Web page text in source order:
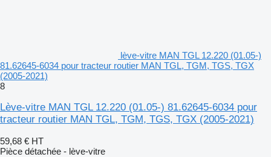
lève-vitre MAN TGL 12.220 (01.05-)
81.62645-6034 pour tracteur routier MAN TGL, TGM, TGS, TGX
(2005-2021)
8
Lève-vitre MAN TGL 12.220 (01.05-) 81.62645-6034 pour
tracteur routier MAN TGL, TGM, TGS, TGX (2005-2021)
59,68 € HT
Pièce détachée - lève-vitre